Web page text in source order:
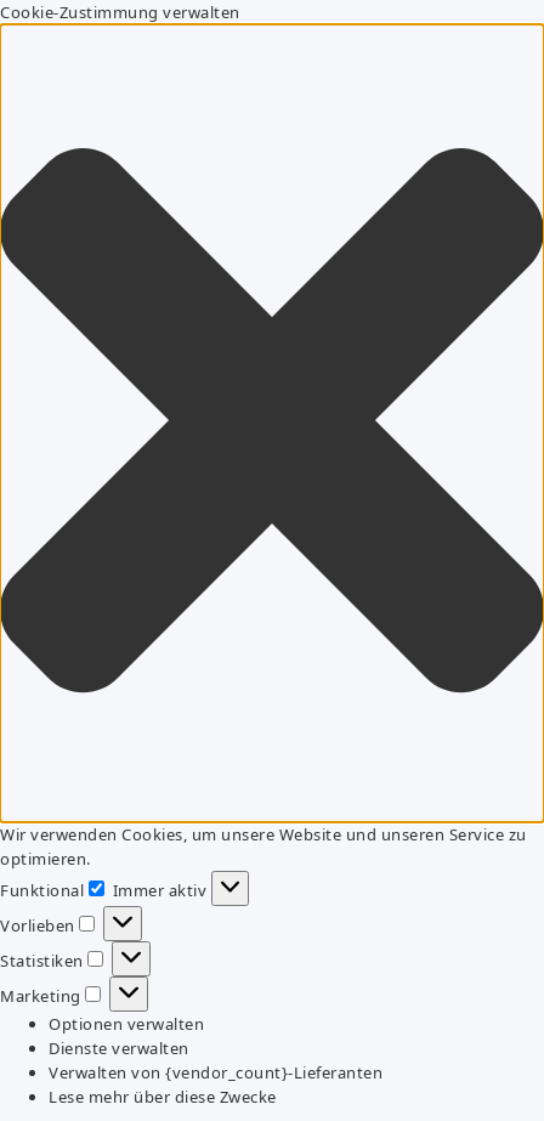
Cookie-Zustimmung verwalten
Wir verwenden Cookies, um unsere Website und unseren Service zu
optimieren.
Funktional
Funktional
Immer aktiv
Vorlieben
Vorlieben
Statistiken
Statistiken
Marketing
Marketing
Optionen verwalten
Dienste verwalten
Verwalten von {vendor_count}-Lieferanten
Lese mehr über diese Zwecke